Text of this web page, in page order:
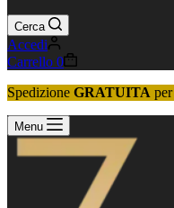
Cerca
Accedi
Carrello 0
Spedizione GRATUITA
Menu